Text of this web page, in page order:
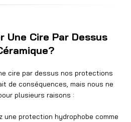
Une Cire Par Dessus
cire par dessus nos protections
de conséquences, mais nous ne
plusieurs raisons :
une protection hydrophobe comme